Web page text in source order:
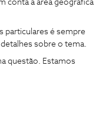
conta a área geográfica
particulares é sempre
sobre o tema.
questão. Estamos